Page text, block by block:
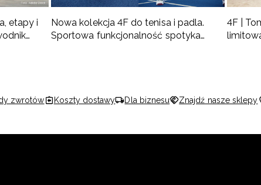
etapy i
Nowa kolekcja 4F do tenisa i padla.
Sportowa funkcjonalność spotyka
4F |
zwrotów Koszty dostawy Dla biznesu Znajdź nasze sklepy